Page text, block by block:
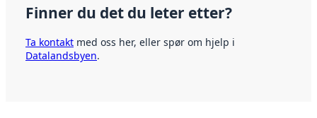
Finner du det du leter etter?
Ta kontakt med oss her, eller spør om hjelp i
Datalandsbyen.